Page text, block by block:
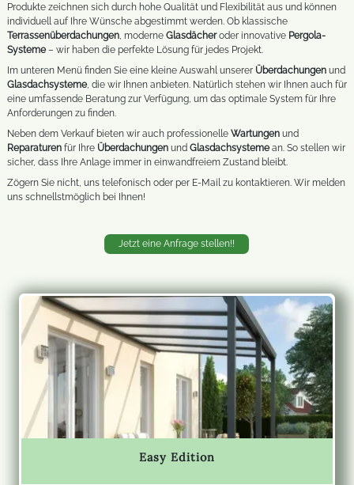
Produkte zeichnen sich durch hohe Qualität und Flexibilität aus und können
individuell auf Ihre Wünsche abgestimmt werden. Ob klassische
Terrassenüberdachungen, moderne Glasdächeroder innovative Pergola-
Systeme– wir haben die perfekte Lösung für jedes Projekt.
Im unteren Menü finden Sie eine kleine Auswahl unserer Überdachungenund
Glasdachsysteme, die wir Ihnen anbieten. Natürlich stehen wir Ihnen auch für
eine umfassende Beratung zur Verfügung, um das optimale System für Ihre
Anforderungen zu finden.
Neben dem Verkauf bieten wir auch professionelle Wartungenund
Reparaturenfür Ihre Überdachungenund Glasdachsystemean. So stellen wir
sicher, dass Ihre Anlage immer in einwandfreiem Zustand bleibt.
Zögern Sie nicht, uns telefonisch oder per E-Mail zu kontaktieren. Wir melden
uns schnellstmöglich bei Ihnen!
Jetzt eine Anfrage stellen!!
Easy Edition